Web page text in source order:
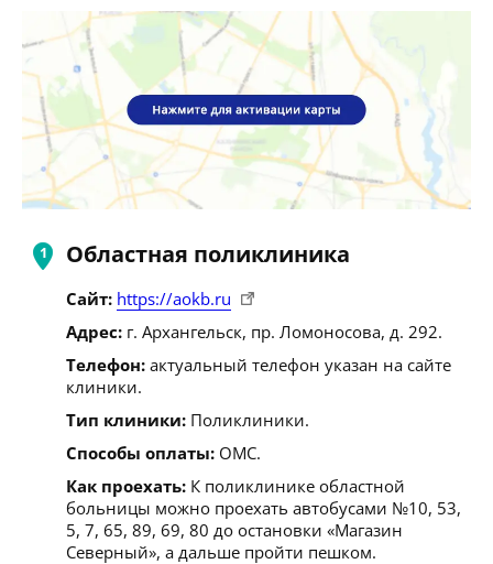
Областная поликлиника
Сайт: https://aokb.ru
Адрес: г. Архангельск, пр. Ломоносова, д. 292.
Телефон: актуальный телефон указан на сайте
клиники.
Тип клиники: Поликлиники.
Способы оплаты: ОМС.
Как проехать: К поликлинике областной
больницы можно проехать автобусами №10, 53,
5, 7, 65, 89, 69, 80 до остановки «Магазин
Северный», а дальше пройти пешком.